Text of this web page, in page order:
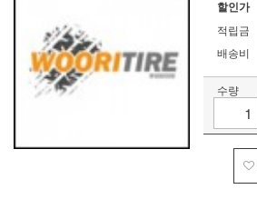
할인가
적립금
배송비
수량